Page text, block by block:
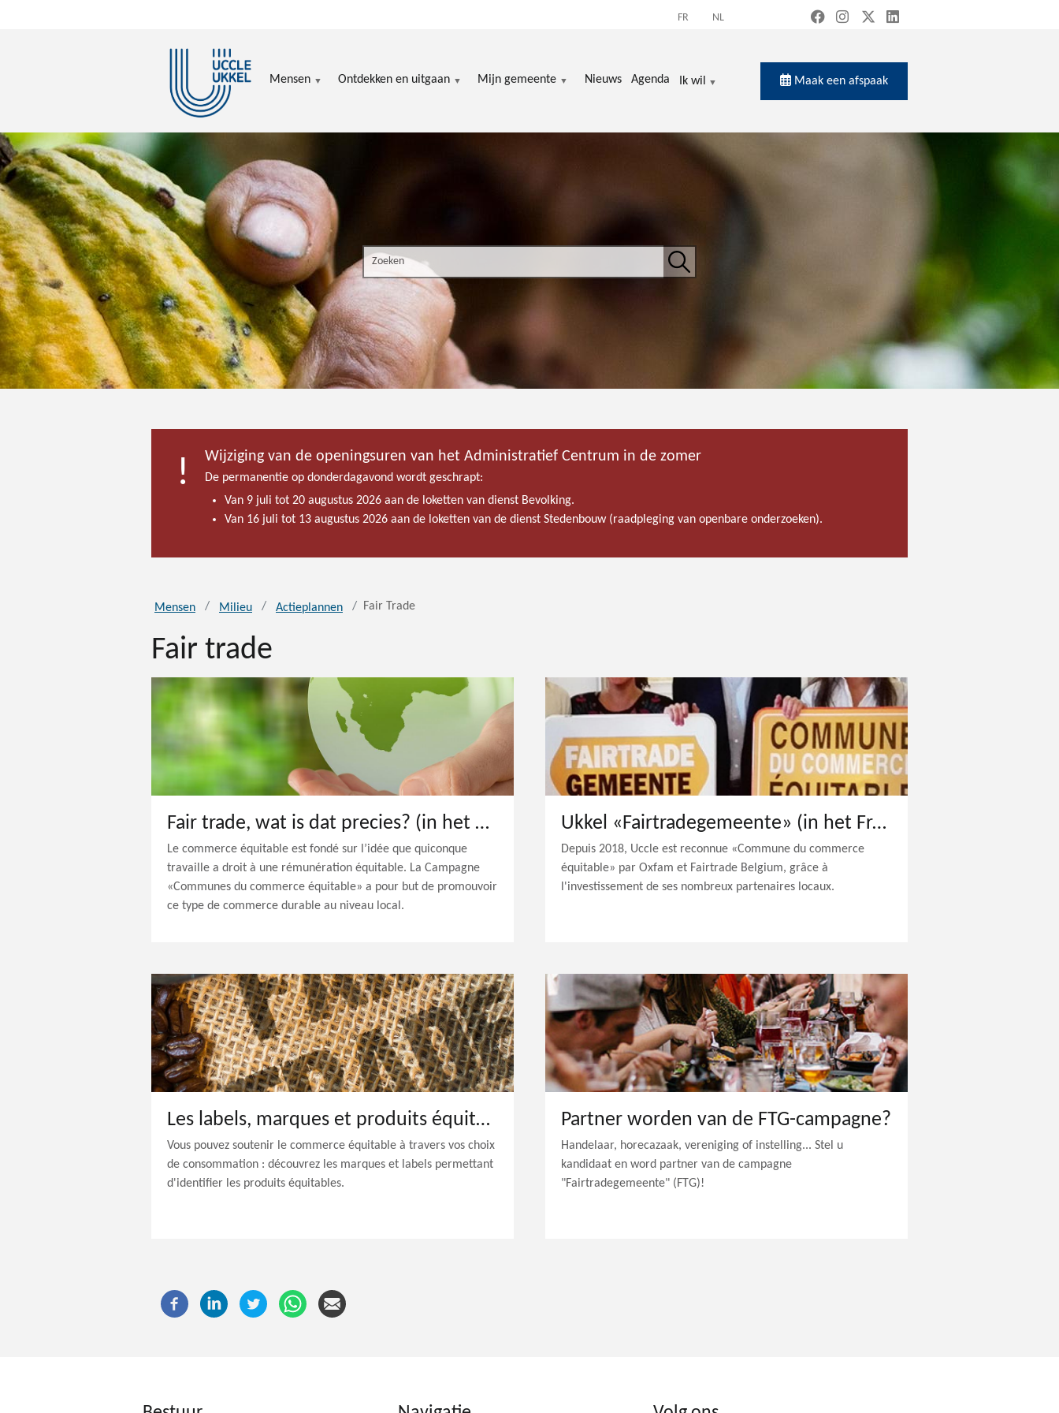
FR NL
Mensen Ontdekken en uitgaan Mijn gemeente Nieuws Agenda Ik wil Maak een afspaak
Search the site
Zoeken
Wijziging van de openingsuren van het Administratief Centrum in de zomer
De permanentie op donderdagavond wordt geschrapt:
Van 9 juli tot 20 augustus 2026 aan de loketten van dienst Bevolking.
Van 16 juli tot 13 augustus 2026 aan de loketten van de dienst Stedenbouw (raadpleging van openbare onderzoeken).
Mensen Milieu Actieplannen Fair Trade
Fair trade
Fair trade, wat is dat precies? (in het Frans)
Le commerce équitable est fondé sur l’idée que quiconque
travaille a droit à une rémunération équitable. La Campagne
«Communes du commerce équitable» a pour but de promouvoir
ce type de commerce durable au niveau local.
Ukkel «Fairtradegemeente» (in het Frans)
Depuis 2018, Uccle est reconnue «Commune du commerce
équitable» par Oxfam et Fairtrade Belgium, grâce à
l'investissement de ses nombreux partenaires locaux.
Les labels, marques et produits équitables
Vous pouvez soutenir le commerce équitable à travers vos choix
de consommation : découvrez les marques et labels permettant
d'identifier les produits équitables.
Partner worden van de FTG-campagne?
Handelaar, horecazaak, vereniging of instelling... Stel u
kandidaat en word partner van de campagne
"Fairtradegemeente" (FTG)!